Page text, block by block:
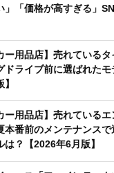
」「価格が高すぎる」
ー用品店】売れている
ドライブ前に選ばれた
】
ー用品店】売れている
本番前のメンテナンス
は？【2026年6月版】